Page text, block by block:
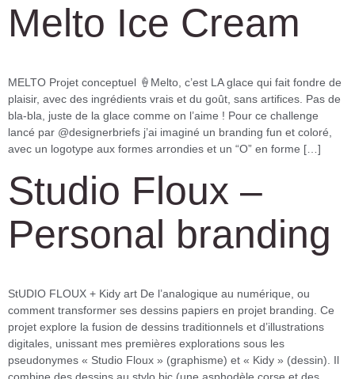
Melto Ice Cream
MELTO Projet conceptuel 🍦Melto, c’est LA glace qui fait fondre de
plaisir, avec des ingrédients vrais et du goût, sans artifices. Pas de
bla-bla, juste de la glace comme on l’aime ! Pour ce challenge
lancé par @designerbriefs j’ai imaginé un branding fun et coloré,
avec un logotype aux formes arrondies et un “O” en forme […]
Studio Floux –
Personal branding
StUDIO FLOUX + Kidy art De l’analogique au numérique, ou
comment transformer ses dessins papiers en projet branding. Ce
projet explore la fusion de dessins traditionnels et d’illustrations
digitales, unissant mes premières explorations sous les
pseudonymes « Studio Floux » (graphisme) et « Kidy » (dessin). Il
combine des dessins au stylo bic (une asphodèle corse et des